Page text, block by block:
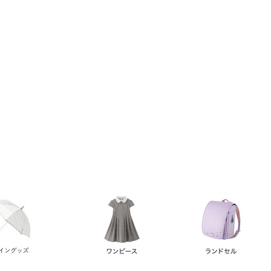
順 価格が高い順 優先度順 レビュー順